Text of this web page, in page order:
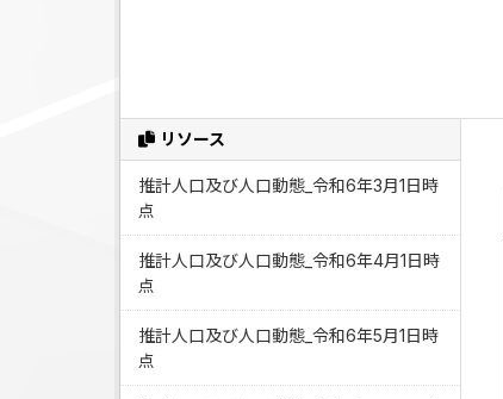
リソース
推計人口及び人口動態_令和6年3月1日時
点
推計人口及び人口動態_令和6年4月1日時
点
推計人口及び人口動態_令和6年5月1日時
点